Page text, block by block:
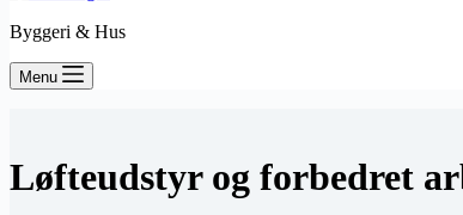
Byggeri & Hus
Menu
Løfteudstyr og forbedret